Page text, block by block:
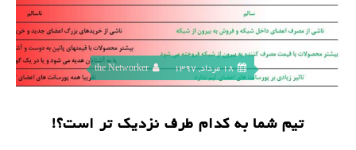
18 مرداد, 1397 the Networker
تیم شما به کدام طرف نزدیک تر است؟!